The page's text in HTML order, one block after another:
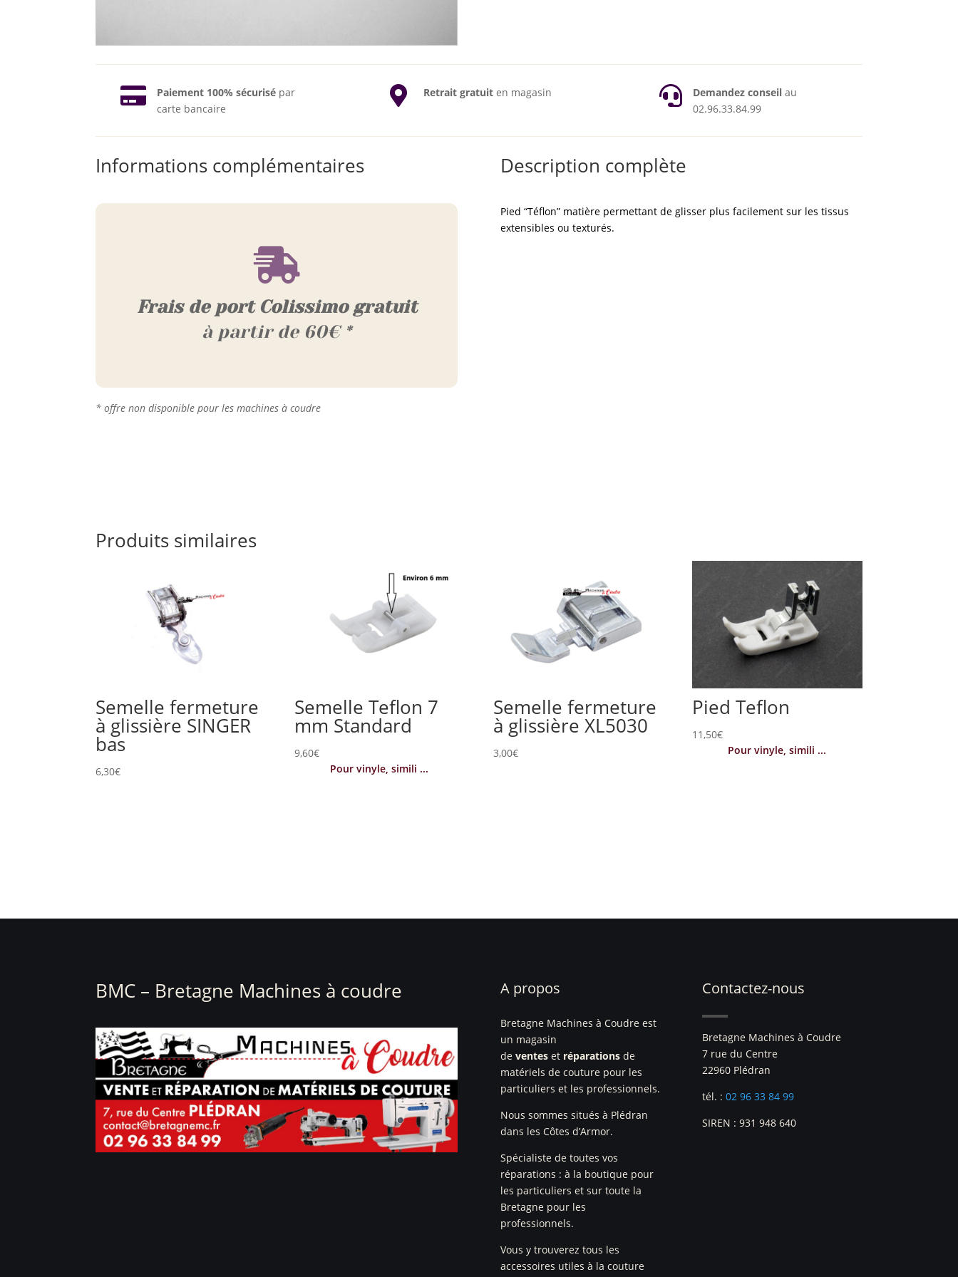
 Paiement 100% sécurisépar
carte bancaire
 Retrait gratuiten magasin  Demandez conseil au
02.96.33.84.99
Informations complémentaires

Frais de port Colissimo gratuit
à partir de 60€ *
* offre non disponible pour les machines à coudre
Description complète
Pied “Téflon” matière permettant de glisser plus facilement sur les tissus
extensibles ou texturés.
Produits similaires
Semelle fermeture
à glissière SINGER
bas
6,30€
Semelle Teflon 7
mm Standard
9,60€
Pour vinyle, simili ...
Semelle fermeture
à glissière XL5030
3,00€
Pied Teflon
11,50€
Pour vinyle, simili ...
BMC – Bretagne Machines à coudre A propos
Bretagne Machines à Coudre est
un magasin
de ventes et réparations de
matériels de couture pour les
particuliers et les professionnels.
Nous sommes situés à Plédran
dans les Côtes d’Armor.
Spécialiste de toutes vos
réparations : à la boutique pour
les particuliers et sur toute la
Bretagne pour les
professionnels.
Vous y trouverez tous les
accessoires utiles à la couture
Contactez-nous
Bretagne Machines à Coudre
7 rue du Centre
22960 Plédran
tél. :02 96 33 84 99
SIREN : 931 948 640